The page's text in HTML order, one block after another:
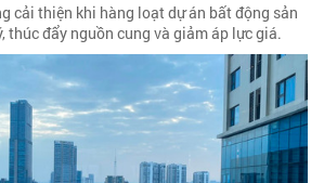
cải thiện khi hàng loạt dự án bất động sản
thúc đẩy nguồn cung và giảm áp lực giá.